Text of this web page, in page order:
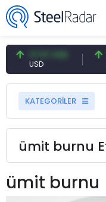
47,57 USD
USD
KATEGORİLER
ümit burnu
ümit burnu